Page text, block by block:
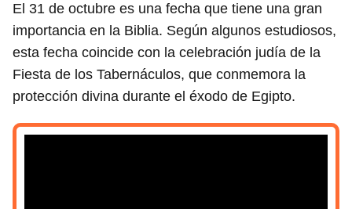
El 31 de octubre es una fecha que tiene una gran
importancia en la Biblia. Según algunos estudiosos,
esta fecha coincide con la celebración judía de la
Fiesta de los Tabernáculos, que conmemora la
protección divina durante el éxodo de Egipto.